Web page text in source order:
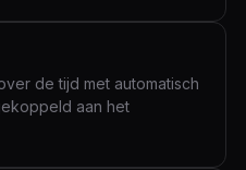
de tijd met automatisch
aan het